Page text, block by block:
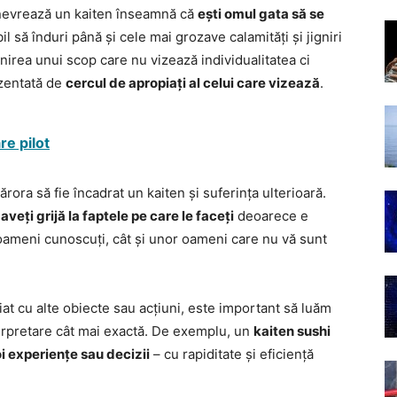
un kaiten înseamnă că ești omul gata să se
să înduri până și cele mai grozave calamități și jigniri
unui scop care nu vizează individualitatea ci
de cercul de apropiați al celui care vizează.
pilot
să fie încadrat un kaiten și suferința ulterioară.
grijă la faptele pe care le faceți deoarece e
cunoscuți, cât și unor oameni care nu vă sunt
cu alte obiecte sau acțiuni, este important să luăm
cât mai exactă. De exemplu, un kaiten sushi
experiențe sau decizii – cu rapiditate și eficiență